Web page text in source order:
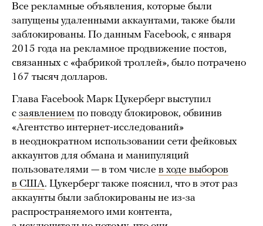
Все рекламные объявления, которые были
запущены удаленными аккаунтами, также были
заблокированы. По данным Facebook, с января
2015 года на рекламное продвижение постов,
связанных с «фабрикой троллей», было потрачено
167 тысяч долларов.
Глава Facebook Марк Цукерберг выступил
с заявлением по поводу блокировок, обвинив
«Агентство интернет-исследований»
в неоднократном использовании сети фейковых
аккаунтов для обмана и манипуляций
пользователями — в том числе в ходе выборов
в США. Цукерберг также пояснил, что в этот раз
аккаунты были заблокированы не из-за
распространяемого ими контента,